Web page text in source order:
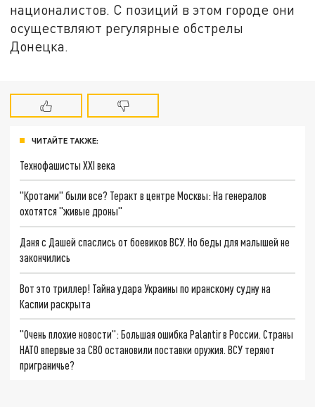
националистов. С позиций в этом городе они
осуществляют регулярные обстрелы
Донецка.
ЧИТАЙТЕ ТАКЖЕ:
Технофашисты XXI века
"Кротами" были все? Теракт в центре Москвы: На генералов
охотятся "живые дроны"
Даня с Дашей спаслись от боевиков ВСУ. Но беды для малышей не
закончились
Вот это триллер! Тайна удара Украины по иранскому судну на
Каспии раскрыта
"Очень плохие новости": Большая ошибка Palantir в России. Страны
НАТО впервые за СВО остановили поставки оружия. ВСУ теряют
приграничье?